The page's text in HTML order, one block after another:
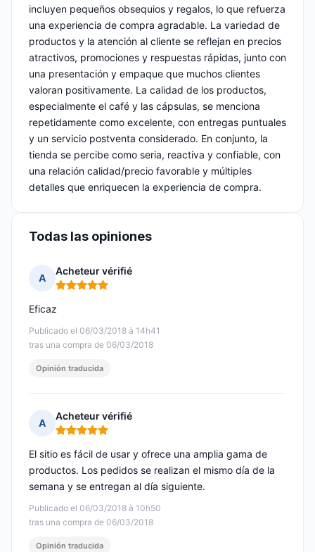
incluyen pequeños obsequios y regalos, lo que refuerza
una experiencia de compra agradable. La variedad de
productos y la atención al cliente se reflejan en precios
atractivos, promociones y respuestas rápidas, junto con
una presentación y empaque que muchos clientes
valoran positivamente. La calidad de los productos,
especialmente el café y las cápsulas, se menciona
repetidamente como excelente, con entregas puntuales
y un servicio postventa considerado. En conjunto, la
tienda se percibe como seria, reactiva y confiable, con
una relación calidad/precio favorable y múltiples
detalles que enriquecen la experiencia de compra.
Todas las opiniones
A
Acheteur vérifié
Nota: 5 de 5
Publicado el 06/03/2018 à 14h41
tras una compra de 06/03/2018
Eficaz
Opinión traducida
A
Acheteur vérifié
Nota: 5 de 5
Publicado el 06/03/2018 à 10h50
tras una compra de 06/03/2018
El sitio es fácil de usar y ofrece una amplia gama de
productos. Los pedidos se realizan el mismo día de la
semana y se entregan al día siguiente.
Opinión traducida